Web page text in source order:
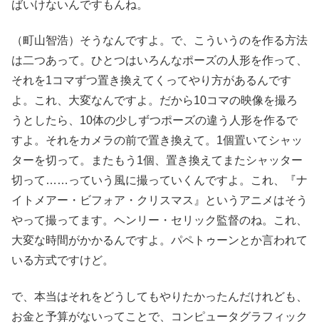
ばいけないんですもんね。
（町山智浩）そうなんですよ。で、こういうのを作る方法
は二つあって。ひとつはいろんなポーズの人形を作って、
それを1コマずつ置き換えてくってやり方があるんです
よ。これ、大変なんですよ。だから10コマの映像を撮ろ
うとしたら、10体の少しずつポーズの違う人形を作るで
すよ。それをカメラの前で置き換えて。1個置いてシャッ
ターを切って。またもう1個、置き換えてまたシャッター
切って……っていう風に撮っていくんですよ。これ、『ナ
イトメアー・ビフォア・クリスマス』というアニメはそう
やって撮ってます。ヘンリー・セリック監督のね。これ、
大変な時間がかかるんですよ。パペトゥーンとか言われて
いる方式ですけど。
で、本当はそれをどうしてもやりたかったんだけれども、
お金と予算がないってことで、コンピュータグラフィック